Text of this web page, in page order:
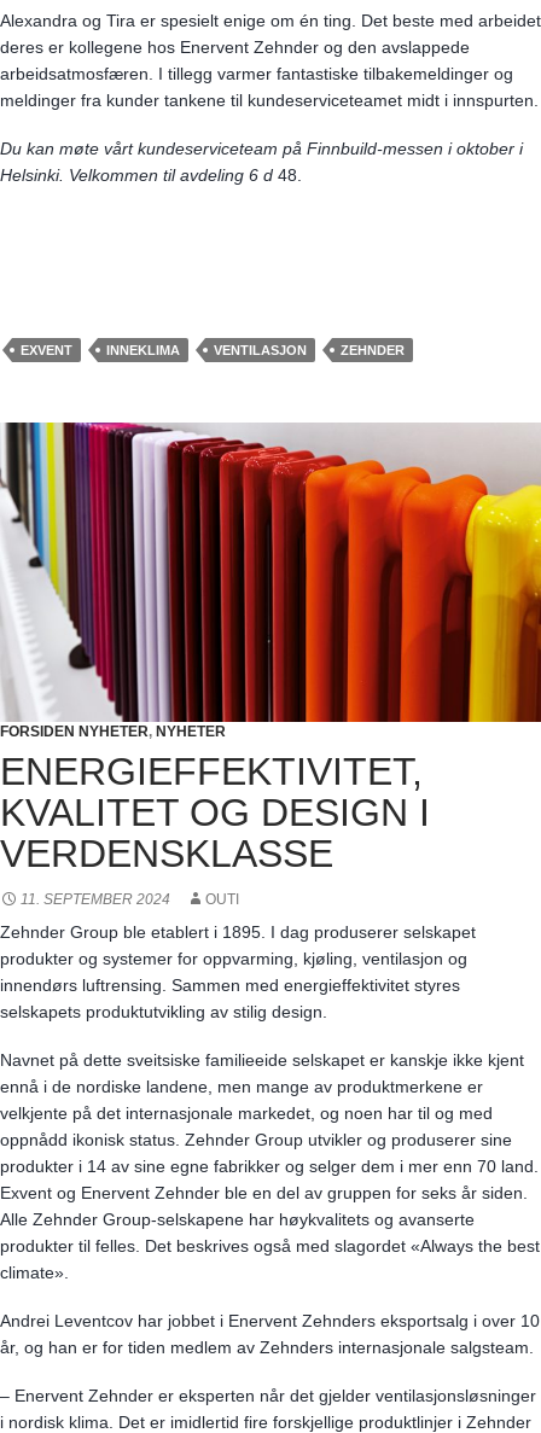
Alexandra og Tira er spesielt enige om én ting. Det beste med arbeidet
deres er kollegene hos Enervent Zehnder og den avslappede
arbeidsatmosfæren. I tillegg varmer fantastiske tilbakemeldinger og
meldinger fra kunder tankene til kundeserviceteamet midt i innspurten.
Du kan møte vårt kundeserviceteam på Finnbuild-messen i oktober i
Helsinki. Velkommen til avdeling 6 d 48.
EXVENT INNEKLIMA VENTILASJON ZEHNDER
FORSIDEN NYHETER, NYHETER
ENERGIEFFEKTIVITET,
KVALITET OG DESIGN I
VERDENSKLASSE
11. SEPTEMBER 2024 OUTI
Zehnder Group ble etablert i 1895. I dag produserer selskapet
produkter og systemer for oppvarming, kjøling, ventilasjon og
innendørs luftrensing. Sammen med energieffektivitet styres
selskapets produktutvikling av stilig design.
Navnet på dette sveitsiske familieeide selskapet er kanskje ikke kjent
ennå i de nordiske landene, men mange av produktmerkene er
velkjente på det internasjonale markedet, og noen har til og med
oppnådd ikonisk status. Zehnder Group utvikler og produserer sine
produkter i 14 av sine egne fabrikker og selger dem i mer enn 70 land.
Exvent og Enervent Zehnder ble en del av gruppen for seks år siden.
Alle Zehnder Group-selskapene har høykvalitets og avanserte
produkter til felles. Det beskrives også med slagordet «Always the best
climate».
Andrei Leventcov har jobbet i Enervent Zehnders eksportsalg i over 10
år, og han er for tiden medlem av Zehnders internasjonale salgsteam.
– Enervent Zehnder er eksperten når det gjelder ventilasjonsløsninger
i nordisk klima. Det er imidlertid fire forskjellige produktlinjer i Zehnder